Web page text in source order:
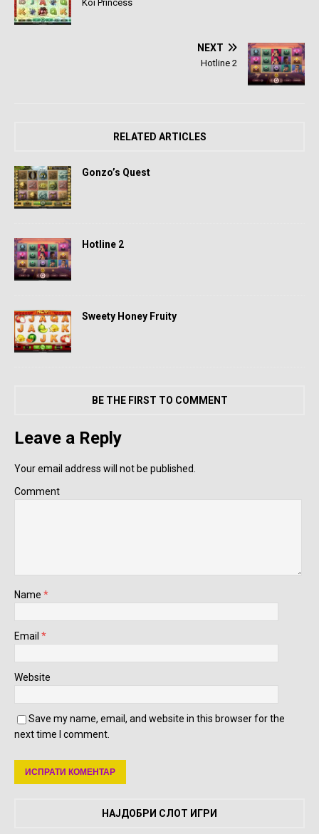
Koi Princess
NEXT
Hotline 2
RELATED ARTICLES
Gonzo’s Quest
Hotline 2
Sweety Honey Fruity
BE THE FIRST TO COMMENT
Leave a Reply
Your email address will not be published.
Comment
Name *
Email *
Website
Save my name, email, and website in this browser for the
next time I comment.
НАЈДОБРИ СЛОТ ИГРИ